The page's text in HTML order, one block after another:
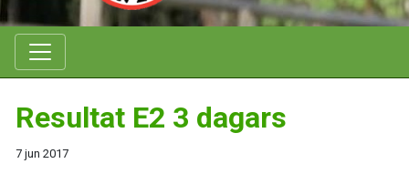
Resultat E2 3 dagars
7 jun 2017